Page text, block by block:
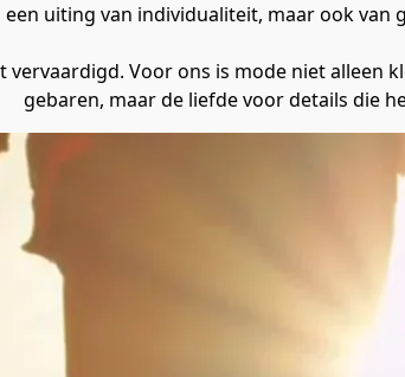
uiting van individualiteit, maar ook van
Voor ons is mode niet
gebaren, maar de liefde voor details die